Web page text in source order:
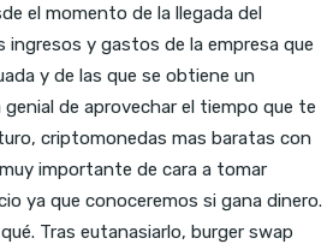
el momento de la llegada del
ingresos y gastos de la empresa que
y de las que se obtiene un
de aprovechar el tiempo que te
criptomonedas mas baratas con
importante de cara a tomar
ya que conoceremos si gana dinero.
Tras eutanasiarlo, burger swap